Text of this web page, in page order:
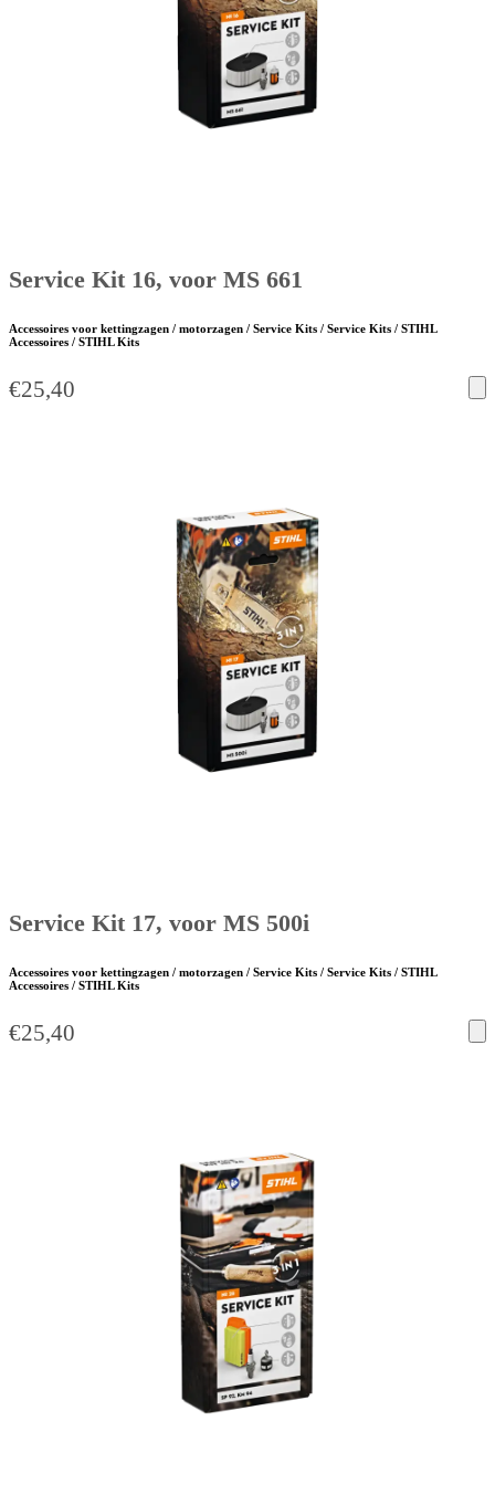
Service Kit 16, voor MS 661
Accessoires voor kettingzagen / motorzagen / Service Kits / Service Kits / STIHL
Accessoires / STIHL Kits
€25,40
Service Kit 17, voor MS 500i
Accessoires voor kettingzagen / motorzagen / Service Kits / Service Kits / STIHL
Accessoires / STIHL Kits
€25,40